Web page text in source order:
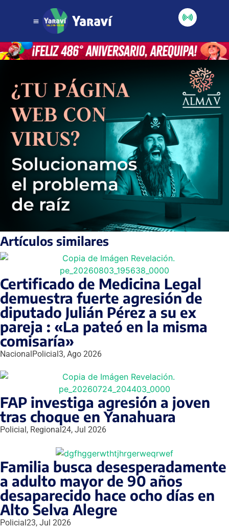
Artículos similares
Certificado de Medicina Legal
demuestra fuerte agresión de
diputado Julián Pérez a su ex
pareja : «La pateó en la misma
comisaría»
NacionalPolicial3, Ago 2026
FAP investiga agresión a joven
tras choque en Yanahuara
Policial, Regional24, Jul 2026
Familia busca desesperadamente
a adulto mayor de 90 años
desaparecido hace ocho días en
Alto Selva Alegre
Policial23, Jul 2026